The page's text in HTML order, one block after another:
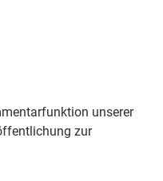
unserer
zur